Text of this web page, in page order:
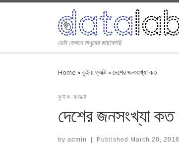
ডেটা যেখানে মানুষের কাছাকাছি
Home »কুইক ফ্যাক্ট»দেশের জনসংখ্যা কত
কুইক ফ্যাক্ট
দেশের জনসংখ্যা কত
by admin | Published March 20, 2018